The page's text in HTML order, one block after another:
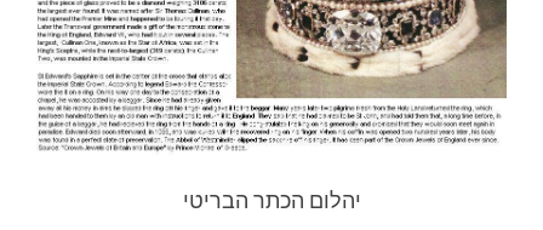
יהלום הכתר הבריטי